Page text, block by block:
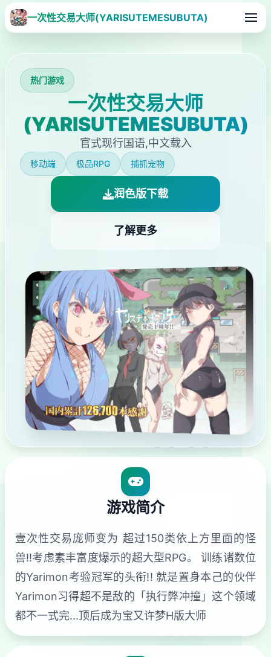
一次性交易大师(YARISUTEMESUBUTA)
热门游戏
一次性交易大师
(YARISUTEMESUBUTA)
官式现行国语,中文载入
移动端 极品RPG 捕抓宠物
润色版下载
了解更多
游戏简介
壹次性交易庞师变为 超过150类依上方里面的怪
兽!!考虑素丰富度爆示的超大型RPG。 训练诸数位
的Yarimon考验冠军的头衔!! 就是置身本己的伙伴
Yarimon习得超不是敌的「执行弊冲撞」这个领域
都不一式完...顶后成为宝又许梦H版大师